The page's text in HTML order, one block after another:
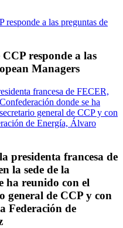
responde a las
Managers
presidenta francesa de
la sede de la
ha reunido con el
general de CCP y con
Federación de